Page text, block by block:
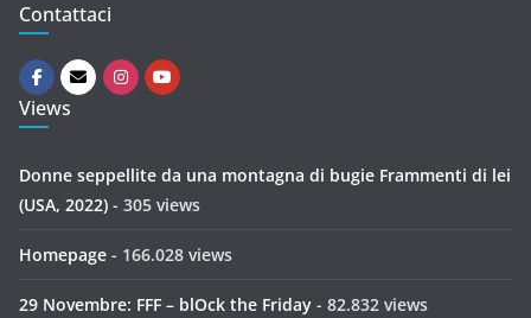
Contattaci
Views
Donne seppellite da una montagna di bugie Frammenti di lei
(USA, 2022) - 305 views
Homepage - 166.028 views
29 Novembre: FFF – blOck the Friday - 82.832 views